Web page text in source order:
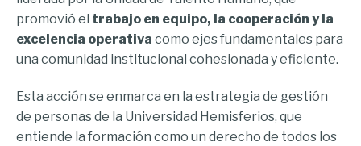
promovió el trabajo en equipo, la cooperación y la
excelencia operativa como ejes fundamentales para
una comunidad institucional cohesionada y eficiente.
Esta acción se enmarca en la estrategia de gestión
de personas de la Universidad Hemisferios, que
entiende la formación como un derecho de todos los